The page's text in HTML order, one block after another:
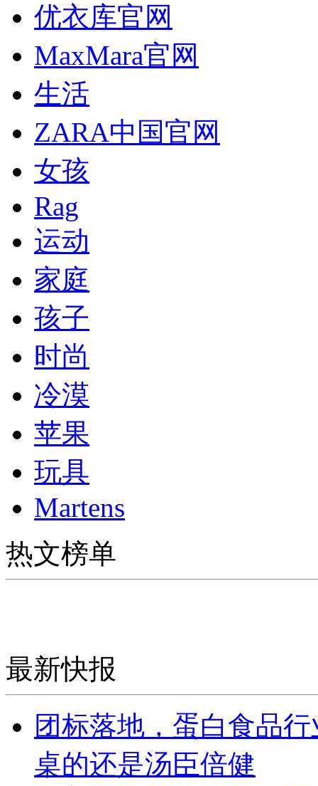
优衣库官网
MaxMara官网
生活
ZARA中国官网
女孩
Rag
运动
家庭
孩子
时尚
冷漠
苹果
玩具
Martens
热文榜单
最新快报
团标落地，蛋白食品
桌的还是汤臣倍健